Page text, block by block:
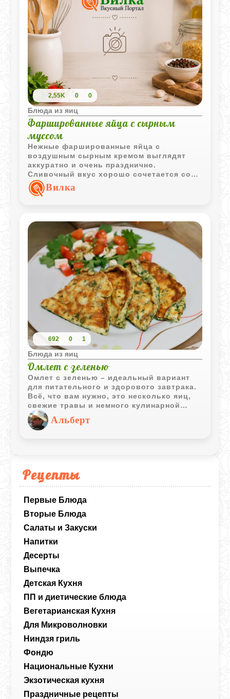
Рецепты
Первые Блюда
Вторые Блюда
Салаты и Закуски
Напитки
Десерты
Выпечка
Детская Кухня
ПП и диетические блюда
Вегетарианская Кухня
Для Микроволновки
Ниндзя гриль
Фондю
Национальные Кухни
Экзотическая кухня
Праздничные рецепты
2,55K 0 0
Блюда из яиц
Фаршированные яйца с сырным
муссом
Нежные фаршированные яйца с
воздушным сырным кремом выглядят
аккуратно и очень празднично.
Сливочный вкус хорошо сочетается со
свежими овощами и тонкими рулетиками
ветчины.
Вилка
692 0 1
Блюда из яиц
Омлет с зеленью
Омлет с зеленью – идеальный вариант
для питательного и здорового завтрака.
Всё, что вам нужно, это несколько яиц,
свежие травы и немного кулинарной
фантазии. Приготовление занимает всего
несколько минут, но результат вас
приятно удивит!
Альберт